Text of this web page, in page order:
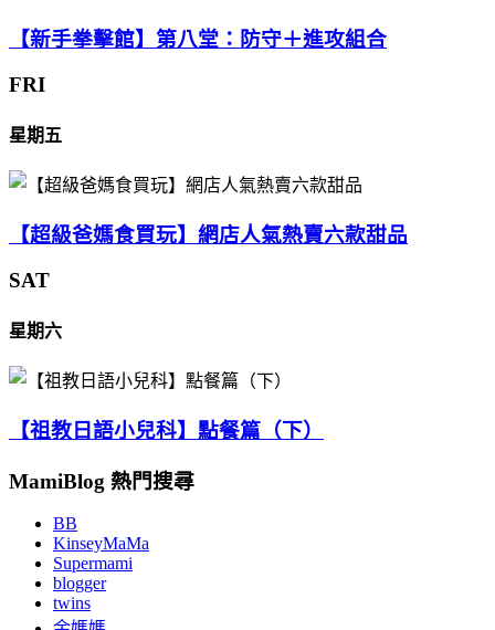
【新手拳擊館】第八堂：防守＋進攻組合
FRI
星期五
【超級爸媽食買玩】網店人氣熱賣六款甜品
SAT
星期六
【祖教日語小兒科】點餐篇（下）
MamiBlog 熱門搜尋
BB
KinseyMaMa
Supermami
blogger
twins